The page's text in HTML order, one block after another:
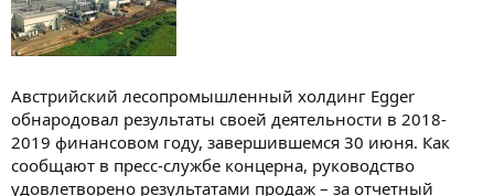
Австрийский лесопромышленный холдинг Egger
обнародовал результаты своей деятельности в 2018-
2019 финансовом году, завершившемся 30 июня. Как
сообщают в пресс-службе концерна, руководство
удовлетворено результатами продаж – за отчетный